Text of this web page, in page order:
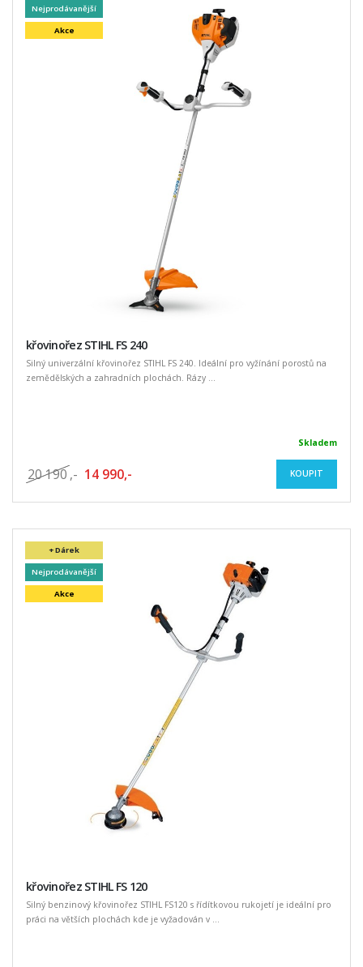
Nejprodávanější
Akce
křovinořez STIHL FS 240
Silný univerzální křovinořez STIHL FS 240. Ideální pro vyžínání porostů na
zemědělských a zahradních plochách. Rázy ...
Skladem
20 190 ,- 14 990,- KOUPIT
+ Dárek
Nejprodávanější
Akce
křovinořez STIHL FS 120
Silný benzinový křovinořez STIHL FS120 s řídítkovou rukojetí je ideální pro
práci na větších plochách kde je vyžadován v ...